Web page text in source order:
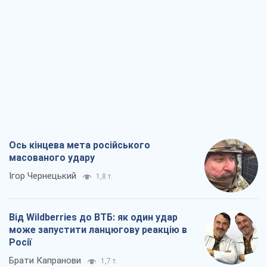
Ось кінцева мета російського
масованого удару
Ігор Чернецький 1,8 т.
Від Wildberries до ВТБ: як один удар
може запустити ланцюгову реакцію в
Росії
Брати Капранови 1,7 т.